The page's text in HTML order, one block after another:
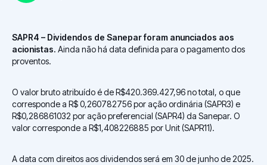
SAPR4 – Dividendos de Sanepar foram anunciados aos
acionistas. Ainda não há data definida para o pagamento dos
proventos.
O valor bruto atribuído é de R$420.369.427,96 no total, o que
corresponde a R$ 0,260782756 por ação ordinária (SAPR3) e
R$0,286861032 por ação preferencial (SAPR4) da Sanepar. O
valor corresponde a R$1,408226885 por Unit (SAPR11).
A data com direitos aos dividendos será em 30 de junho de 2025.